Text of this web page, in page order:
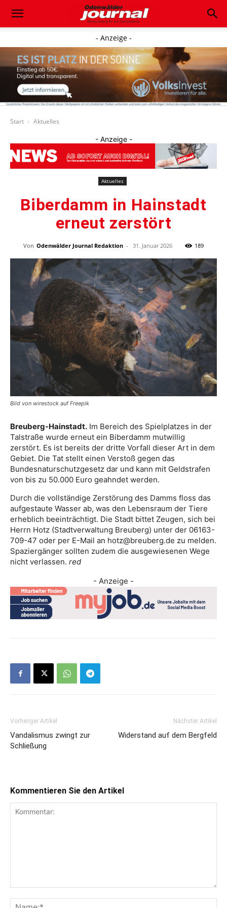
- Anzeige -
Start Aktuelles
- Anzeige -
Aktuelles
Biberdamm in Hainstadt
erneut zerstört
Von Odenwälder Journal Redaktion - 31. Januar 2026 189
Bild von wirestock auf Freepik
Breuberg-Hainstadt. Im Bereich des Spielplatzes in der
Talstraße wurde erneut ein Biberdamm mutwillig
zerstört. Es ist bereits der dritte Vorfall dieser Art in dem
Gebiet. Die Tat stellt einen Verstoß gegen das
Bundesnaturschutzgesetz dar und kann mit Geldstrafen
von bis zu 50.000 Euro geahndet werden.
Durch die vollständige Zerstörung des Damms floss das
aufgestaute Wasser ab, was den Lebensraum der Tiere
erheblich beeinträchtigt. Die Stadt bittet Zeugen, sich bei
Herrn Hotz (Stadtverwaltung Breuberg) unter der 06163-
709-47 oder per E-Mail an hotz@breuberg.de zu melden.
Spaziergänger sollten zudem die ausgewiesenen Wege
nicht verlassen. red
- Anzeige -
Vorheriger Artikel
Vandalismus zwingt zur
Schließung
Nächster Artikel
Widerstand auf dem Bergfeld
Kommentieren Sie den Artikel